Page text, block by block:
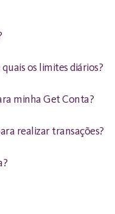
os limites diários?
minha Get Conta?
realizar transações?